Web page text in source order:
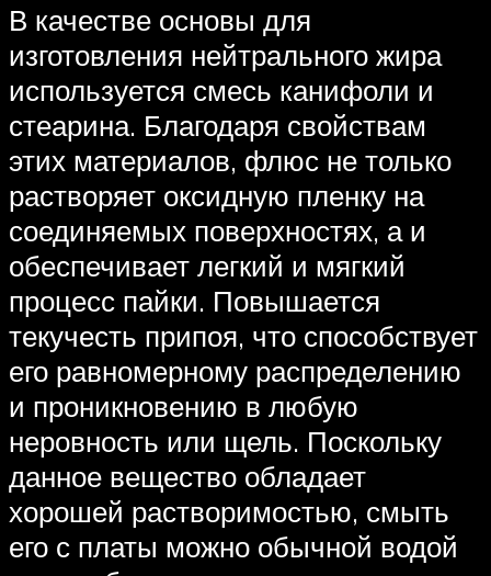
В качестве основы для
изготовления нейтрального жира
используется смесь канифоли и
стеарина. Благодаря свойствам
этих материалов, флюс не только
растворяет оксидную пленку на
соединяемых поверхностях, а и
обеспечивает легкий и мягкий
процесс пайки. Повышается
текучесть припоя, что способствует
его равномерному распределению
и проникновению в любую
неровность или щель. Поскольку
данное вещество обладает
хорошей растворимостью, смыть
его с платы можно обычной водой